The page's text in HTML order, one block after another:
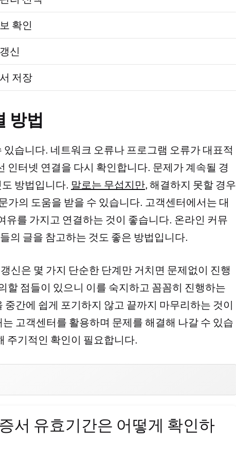
확인
신
저장
방법
습니다. 네트워크 오류나 프로그램 오류가 대표적
인터넷 연결을 다시 확인합니다. 문제가 계속될 경
방법입니다. 말로는 무섭지만, 해결하지 못할 경우
가의 도움을 받을 수 있습니다. 고객센터에서는 대
유를 가지고 연결하는 것이 좋습니다. 온라인 커뮤
의 글을 참고하는 것도 좋은 방법입니다.
신은 몇 가지 단순한 단계만 거치면 문제없이 진행
할 점들이 있으니 이를 숙지하고 꼼꼼히 진행하는
간에 쉽게 포기하지 않고 끝까지 마무리하는 것이
고객센터를 활용하며 문제를 해결해 나갈 수 있습
주기적인 확인이 필요합니다.
서 유효기간은 어떻게 확인하